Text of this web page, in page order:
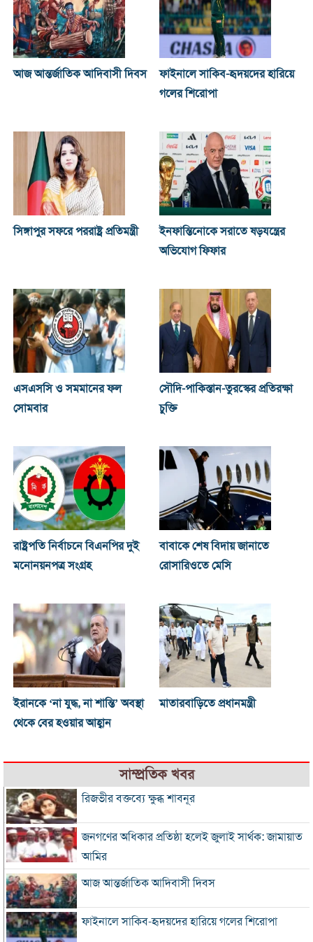
আজ আন্তর্জাতিক আদিবাসী দিবস
ফাইনালে সাকিব-হৃদয়দের হারিয়ে
গলের শিরোপা
সিঙ্গাপুর সফরে পররাষ্ট্র প্রতিমন্ত্রী
ইনফান্তিনোকে সরাতে ষড়যন্ত্রের
অভিযোগ ফিফার
এসএসসি ও সমমানের ফল
সোমবার
সৌদি-পাকিস্তান-তুরস্কের প্রতিরক্ষা
চুক্তি
রাষ্ট্রপতি নির্বাচনে বিএনপির দুই
মনোনয়নপত্র সংগ্রহ
বাবাকে শেষ বিদায় জানাতে
রোসারিওতে মেসি
ইরানকে ‘না যুদ্ধ, না শান্তি’ অবস্থা
থেকে বের হওয়ার আহ্বান
মাতারবাড়িতে প্রধানমন্ত্রী
সাম্প্রতিক খবর
রিজভীর বক্তব্যে ক্ষুব্ধ শাবনূর
জনগণের অধিকার প্রতিষ্ঠা হলেই জুলাই সার্থক: জামায়াত
আমির
আজ আন্তর্জাতিক আদিবাসী দিবস
ফাইনালে সাকিব-হৃদয়দের হারিয়ে গলের শিরোপা